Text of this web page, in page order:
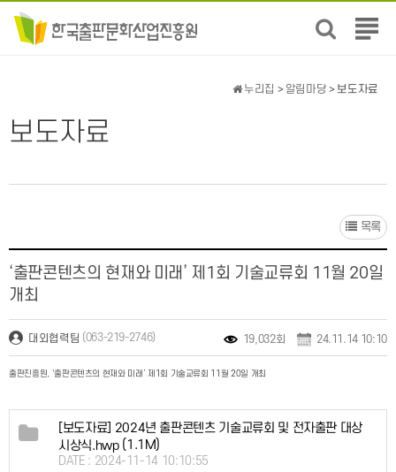
전
뉴
보도자료
누리집 > 알림마당 > 보도자료
목록
‘출판콘텐츠의 현재와 미래’ 제1회 기술교류회 11월 20일
개최
대외협력팀 (063-219-2746) 19,032회 24.11.14 10:10
출판진흥원, ‘출판콘텐츠의 현재와 미래’ 제1회 기술교류회 11월 20일 개최
[보도자료] 2024년 출판콘텐츠 기술교류회 및 전자출판 대상
시상식.hwp(1.1M)
DATE : 2024-11-14 10:10:55